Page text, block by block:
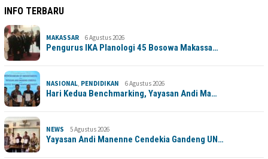
INFO TERBARU
MAKASSAR 6 Agustus 2026
Pengurus IKA Planologi 45 Bosowa Makassa…
NASIONAL PENDIDIKAN 6 Agustus 2026
Hari Kedua Benchmarking, Yayasan Andi Ma…
NEWS 5 Agustus 2026
Yayasan Andi Manenne Cendekia Gandeng UN…